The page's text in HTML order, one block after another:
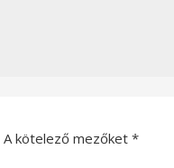
A kötelező mezőket *